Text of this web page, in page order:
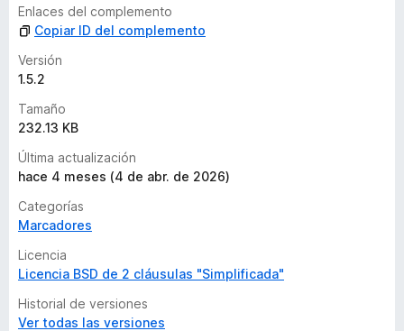
Enlaces del complemento
Copiar ID del complemento
Versión
1.5.2
Tamaño
232.13 KB
Última actualización
hace 4 meses (4 de abr. de 2026)
Categorías
Marcadores
Licencia
Licencia BSD de 2 cláusulas "Simplificada"
Historial de versiones
Ver todas las versiones